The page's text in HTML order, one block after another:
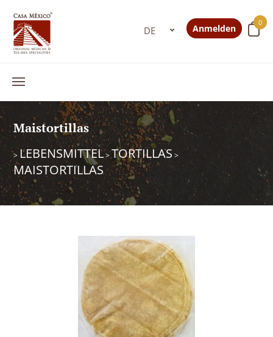
0
Anmelden
Maistortillas
> LEBENSMITTEL>TORTILLAS >
MAISTORTILLAS